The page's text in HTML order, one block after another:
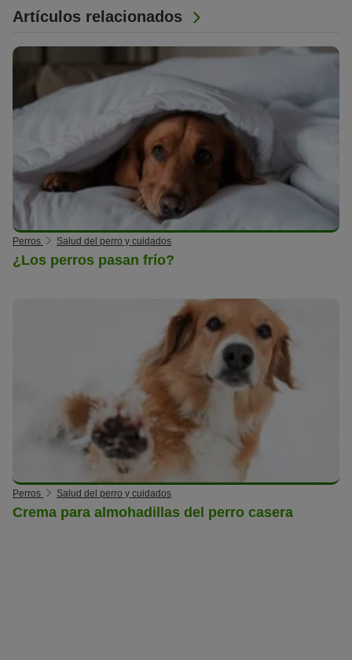
Artículos relacionados
Perros Salud del perro y cuidados
¿Los perros pasan frío?
Perros Salud del perro y cuidados
Crema para almohadillas del perro casera